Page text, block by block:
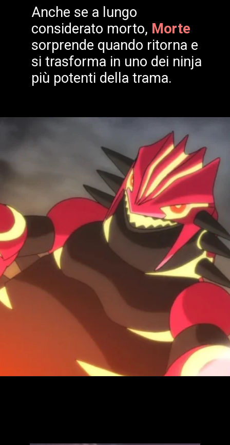
InOshi no Ko,Ruby
Hoshinocerca di seguire
le orme della sua defunta
madre e diventare una
grande pop star.
Anche se a lungo
considerato morto, Morte
sorprende quando ritorna e
si trasforma in uno dei ninja
più potenti della trama.